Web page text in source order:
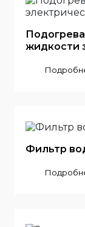
жидкости
Фильтр